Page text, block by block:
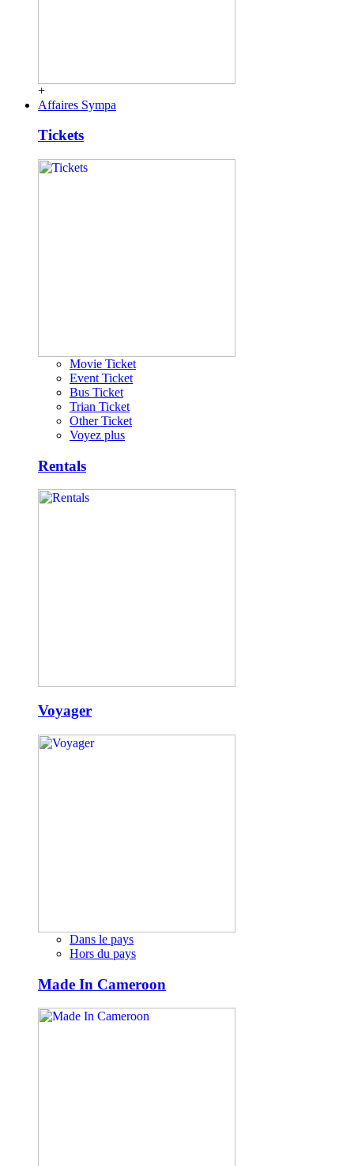
+
Affaires Sympa
Tickets
Movie Ticket
Event Ticket
Bus Ticket
Trian Ticket
Other Ticket
Voyez plus
Rentals
Voyager
Dans le pays
Hors du pays
Made In Cameroon